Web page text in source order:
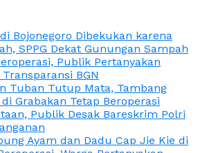
Bojonegoro Dibekukan karena
SPPG Dekat Gunungan Sampah
Publik Pertanyakan
BGN
Tuban Tutup Mata, Tambang
Grabakan Tetap Beroperasi
Publik Desak Bareskrim Polri
Ayam dan Dadu Cap Jie Kie di